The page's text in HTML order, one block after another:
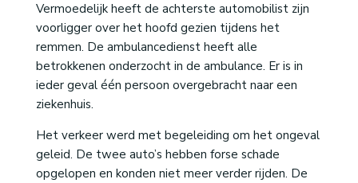
Vermoedelijk heeft de achterste automobilist zijn
voorligger over het hoofd gezien tijdens het
remmen. De ambulancedienst heeft alle
betrokkenen onderzocht in de ambulance. Er is in
ieder geval één persoon overgebracht naar een
ziekenhuis.
Het verkeer werd met begeleiding om het ongeval
geleid. De twee auto’s hebben forse schade
opgelopen en konden niet meer verder rijden. De